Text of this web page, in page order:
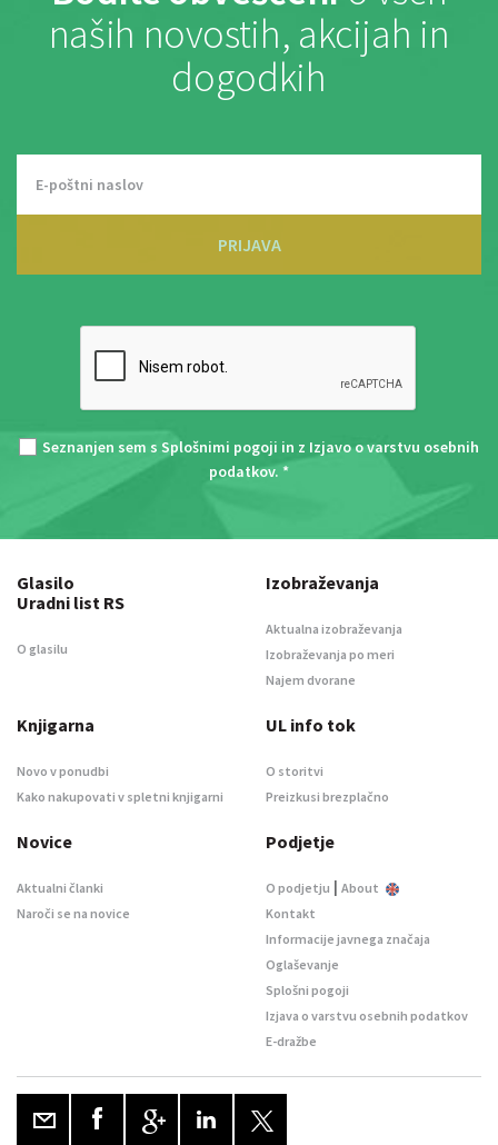
naših novostih, akcijah in
dogodkih
PRIJAVA
Seznanjen sem s Splošnimi pogoji in z Izjavo o varstvu osebnih
podatkov. *
Glasilo
Uradni list RS
O glasilu
Izobraževanja
Aktualna izobraževanja
Izobraževanja po meri
Najem dvorane
Knjigarna
Novo v ponudbi
Kako nakupovati v spletni knjigarni
UL info tok
O storitvi
Preizkusi brezplačno
Novice
Aktualni članki
Naroči se na novice
Podjetje
O podjetju | About
Kontakt
Informacije javnega značaja
Oglaševanje
Splošni pogoji
Izjava o varstvu osebnih podatkov
E-dražbe